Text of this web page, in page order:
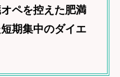
ペを控えた肥満
期集中のダイエ